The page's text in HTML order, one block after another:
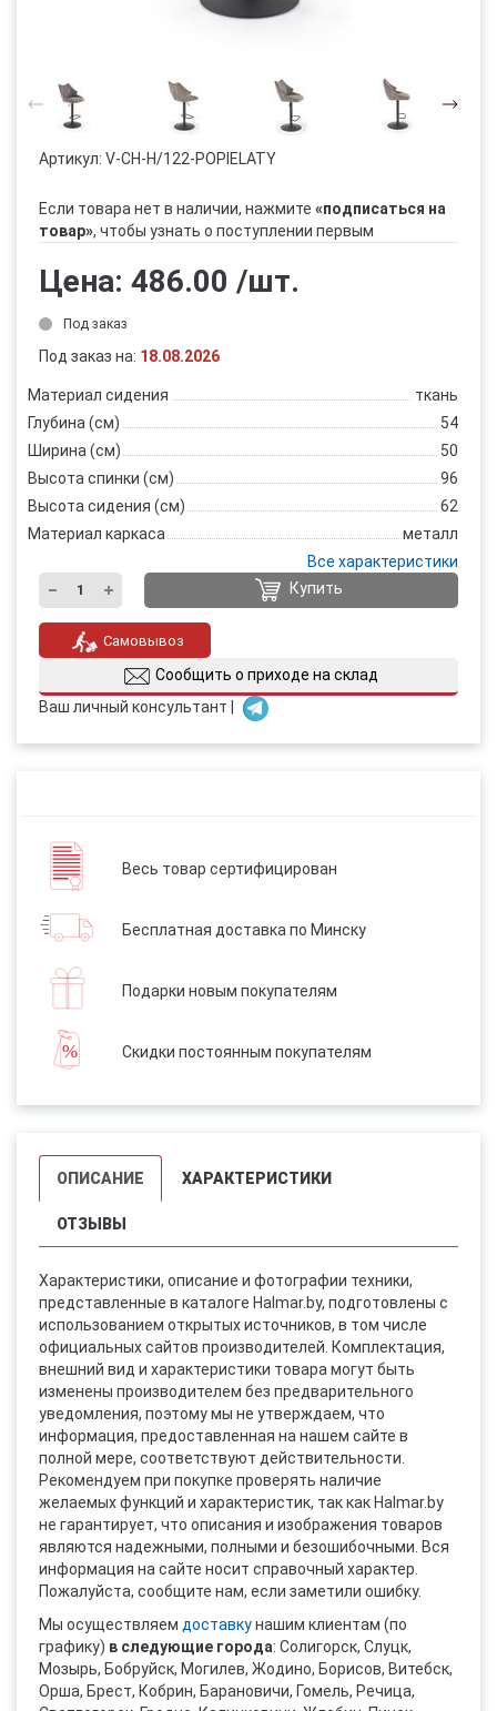
Артикул: V-CH-H/122-POPIELATY
Если товара нет в наличии, нажмите «подписаться на
товар», чтобы узнать о поступлении первым
Цена: 486.00 /шт.
Под заказ
Под заказ на: 18.08.2026
Материал сидения
ткань
Глубина (см)
54
Ширина (см)
50
Высота спинки (см)
96
Высота сидения (см)
62
Материал каркаса
металл
Все характеристики
Купить
Самовывоз
Сообщить о приходе на склад
Ваш личный консультант |
Весь товар сертифицирован
Бесплатная доставка по Минску
Подарки новым покупателям
Скидки постоянным покупателям
ОПИСАНИЕ ХАРАКТЕРИСТИКИ
ОТЗЫВЫ
Характеристики, описание и фотографии техники,
представленные в каталоге Halmar.by, подготовлены с
использованием открытых источников, в том числе
официальных сайтов производителей. Комплектация,
внешний вид и характеристики товара могут быть
изменены производителем без предварительного
уведомления, поэтому мы не утверждаем, что
информация, предоставленная на нашем сайте в
полной мере, соответствуют действительности.
Рекомендуем при покупке проверять наличие
желаемых функций и характеристик, так как Halmar.by
не гарантирует, что описания и изображения товаров
являются надежными, полными и безошибочными. Вся
информация на сайте носит справочный характер.
Пожалуйста, сообщите нам, если заметили ошибку.
Мы осуществляем доставкунашим клиентам (по
графику) в следующие города: Солигорск, Слуцк,
Мозырь, Бобруйск, Могилев, Жодино, Борисов, Витебск,
Орша, Брест, Кобрин, Барановичи, Гомель, Речица,